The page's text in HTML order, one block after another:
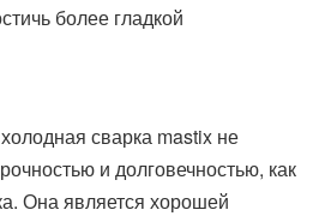
более гладкой
сварка mastix не
и долговечностью, как
Она является хорошей